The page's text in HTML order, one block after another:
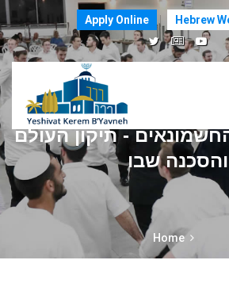
Apply Online Hebrew
- תיקון העולם
והסכנה שבו
Home